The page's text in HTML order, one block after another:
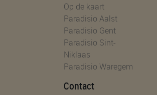
Op de kaart
Paradisio Aalst
Paradisio Gent
Paradisio Sint-
Niklaas
Paradisio Waregem
Contact